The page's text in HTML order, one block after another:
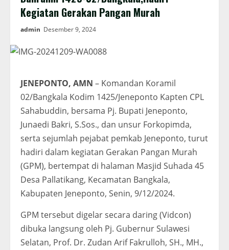
Kegiatan Gerakan Pangan Murah
admin Desember 9, 2024
JENEPONTO, AMN – Komandan Koramil
02/Bangkala Kodim 1425/Jeneponto Kapten CPL
Sahabuddin, bersama Pj. Bupati Jeneponto,
Junaedi Bakri, S.Sos., dan unsur Forkopimda,
serta sejumlah pejabat pemkab Jeneponto, turut
hadiri dalam kegiatan Gerakan Pangan Murah
(GPM), bertempat di halaman Masjid Suhada 45
Desa Pallatikang, Kecamatan Bangkala,
Kabupaten Jeneponto, Senin, 9/12/2024.
GPM tersebut digelar secara daring (Vidcon)
dibuka langsung oleh Pj. Gubernur Sulawesi
Selatan, Prof. Dr. Zudan Arif Fakrulloh, SH., MH.,